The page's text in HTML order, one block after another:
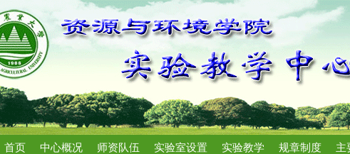
首页 中心概况 师资队伍 实验室设置 实验教学 规章制度 主